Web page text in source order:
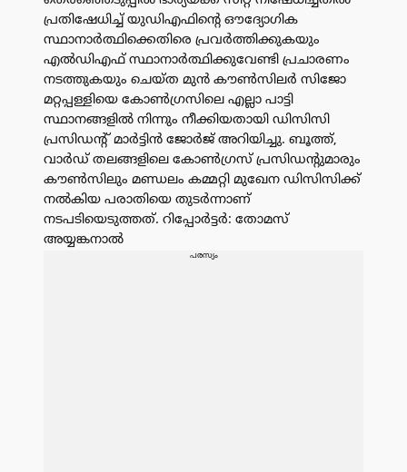
പ്രതിഷേധിച്ച് യുഡിഎഫിൻ്റെ ഔദ്യോഗിക
സ്ഥാനാർത്ഥിക്കെതിരെ പ്രവർത്തിക്കുകയും
എൽഡിഎഫ് സ്ഥാനാർത്ഥിക്കുവേണ്ടി പ്രചാരണം
നടത്തുകയും ചെയ്ത മുൻ കൗൺസിലർ സിജോ
മറ്റപ്പള്ളിയെ കോൺഗ്രസിലെ എല്ലാ പാട്ടി
സ്ഥാനങ്ങളിൽ നിന്നും നീക്കിയതായി ഡിസിസി
പ്രസിഡൻ്റ് മാർട്ടിൻ ജോർജ് അറിയിച്ചു. ബൂത്ത്,
വാർഡ് തലങ്ങളിലെ കോൺഗ്രസ് പ്രസിഡൻ്റുമാരും
കൗൺസിലും മണ്ഡലം കമ്മറ്റി മുഖേന ഡിസിസിക്ക്
നൽകിയ പരാതിയെ തുടർന്നാണ്
നടപടിയെടുത്തത്. റിപ്പോർട്ടർ: തോമസ്
അയ്യങ്കനാൽ
പരസ്യം